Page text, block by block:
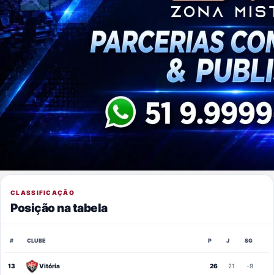
CLASSIFICAÇÃO
Posição na tabela
# CLUBE P J SG
13 Vitória 26 21 -9